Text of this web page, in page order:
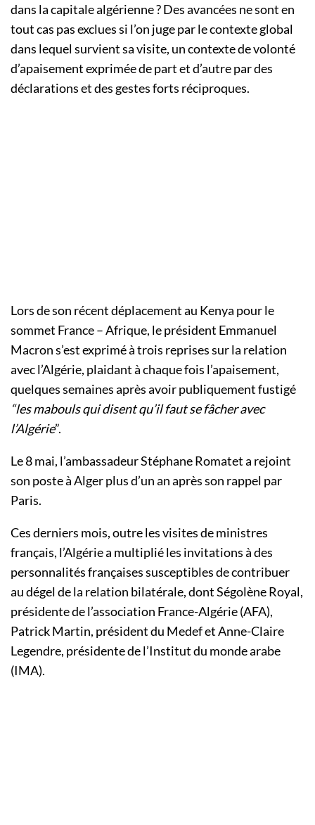
dans la capitale algérienne ? Des avancées ne sont en
tout cas pas exclues si l’on juge par le contexte global
dans lequel survient sa visite, un contexte de volonté
d’apaisement exprimée de part et d’autre par des
déclarations et des gestes forts réciproques.
Lors de son récent déplacement au Kenya pour le
sommet France – Afrique, le président Emmanuel
Macron s’est exprimé à trois reprises sur la relation
avec l’Algérie, plaidant à chaque fois l’apaisement,
quelques semaines après avoir publiquement fustigé
“les mabouls qui disent qu’il faut se fâcher avec
l’Algérie”.
Le 8 mai, l’ambassadeur Stéphane Romatet a rejoint
son poste à Alger plus d’un an après son rappel par
Paris.
Ces derniers mois, outre les visites de ministres
français, l’Algérie a multiplié les invitations à des
personnalités françaises susceptibles de contribuer
au dégel de la relation bilatérale, dont Ségolène Royal,
présidente de l’association France-Algérie (AFA),
Patrick Martin, président du Medef et Anne-Claire
Legendre, présidente de l’Institut du monde arabe
(IMA).